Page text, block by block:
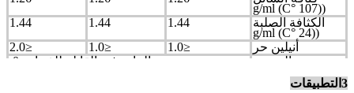
((107 °C) g/ml
الكثافة الصلبة
((24 °C) g/ml
1.44
1.44
1.44
أنيلين حر
≤1.0
≤1.0
≤2.0
الوضوح
المادة غير القابلة للذوبان: 0.
3التطبيقات